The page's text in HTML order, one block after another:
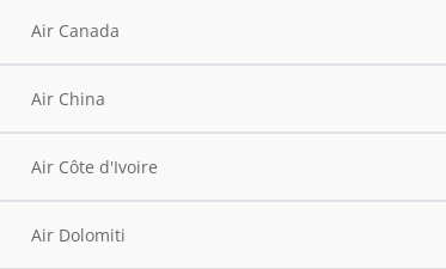
Air Canada
Air China
Air Côte d'Ivoire
Air Dolomiti